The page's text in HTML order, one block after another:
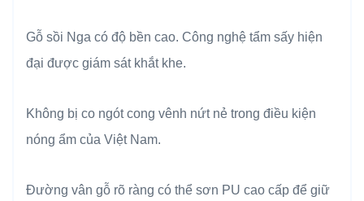
Gỗ sồi Nga có độ bền cao. Công nghệ tẩm sấy hiện
đại được giám sát khắt khe.
Không bị co ngót cong vênh nứt nẻ trong điều kiện
nóng ẩm của Việt Nam.
Đường vân gỗ rõ ràng có thể sơn PU cao cấp để giữ